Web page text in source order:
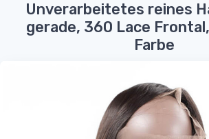
Unverarbeitetes reines
gerade, 360 Lace
Farbe